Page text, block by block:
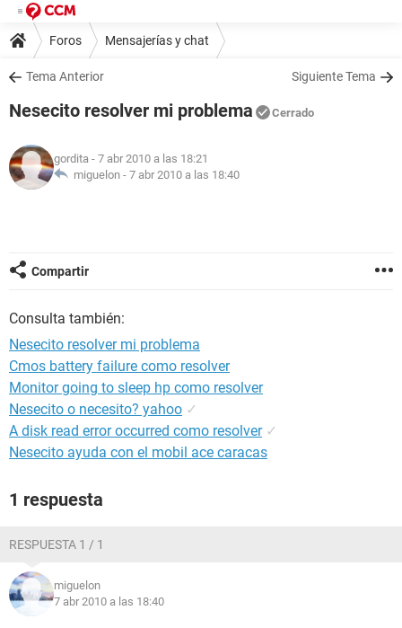
Foros Mensajerías y chat
Tema Anterior Siguiente Tema
Nesecito resolver mi problema Cerrado
gordita - 7 abr 2010 a las 18:21
miguelon - 7 abr 2010 a las 18:40
Compartir
Consulta también:
Nesecito resolver mi problema
Cmos battery failure como resolver
Monitor going to sleep hp como resolver
Nesecito o necesito? yahoo ✓
A disk read error occurred como resolver ✓
Nesecito ayuda con el mobil ace caracas
1 respuesta
RESPUESTA 1 / 1
miguelon
7 abr 2010 a las 18:40